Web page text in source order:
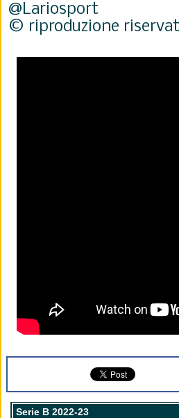
@Lariosport
© riproduzione
Serie B 2022-23